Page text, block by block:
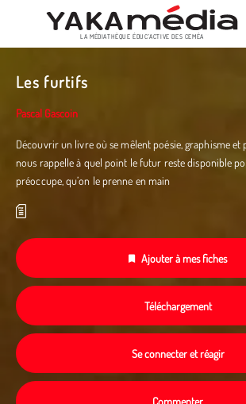
principal
LA MÉDIATHÈQUE ÉDUC’ACTIVE DES CEMÉA
Les furtifs
Pascal Gascoin
Découvrir un livre où se mêlent poésie, graphisme
nous rappelle à quel point le futur reste disponible
préoccupe, qu’on le prenne en main
Ajouter à mes fiches
Téléchargement
Se connecter et réagir
Commenter